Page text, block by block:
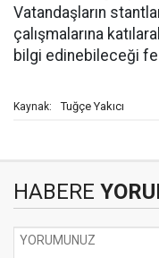
Vatandaşların
çalışmalarına
bilgi edinebileceği
Kaynak: Tuğçe Yakıcı
HABERE